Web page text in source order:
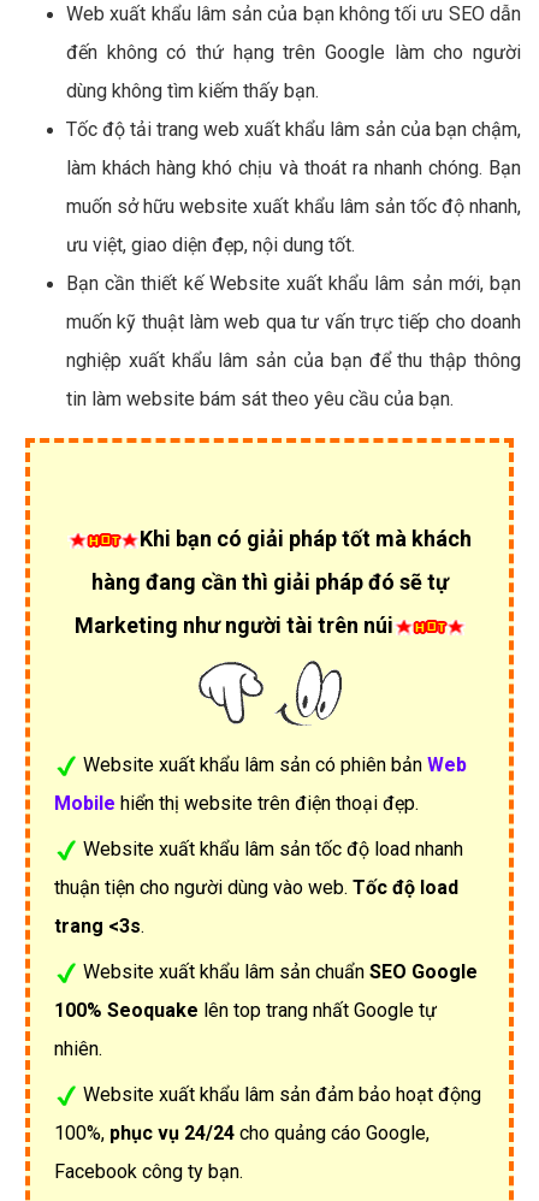
Web xuất khẩu lâm sản của bạn không tối ưu SEO dẫn
đến không có thứ hạng trên Google làm cho người
dùng không tìm kiếm thấy bạn.
Tốc độ tải trang web xuất khẩu lâm sản của bạn chậm,
làm khách hàng khó chịu và thoát ra nhanh chóng. Bạn
muốn sở hữu website xuất khẩu lâm sản tốc độ nhanh,
ưu việt, giao diện đẹp, nội dung tốt.
Bạn cần thiết kế Website xuất khẩu lâm sản mới, bạn
muốn kỹ thuật làm web qua tư vấn trực tiếp cho doanh
nghiệp xuất khẩu lâm sản của bạn để thu thập thông
tin làm website bám sát theo yêu cầu của bạn.
Khi bạn có giải pháp tốt mà khách
hàng đang cần thì giải pháp đó sẽ tự
Marketing như người tài trên núi
Website xuất khẩu lâm sản có phiên bản Web
Mobile hiển thị website trên điện thoại đẹp.
Website xuất khẩu lâm sản tốc độ load nhanh
thuận tiện cho người dùng vào web. Tốc độ load
trang <3s.
Website xuất khẩu lâm sản chuẩn SEO Google
100% Seoquake lên top trang nhất Google tự
nhiên.
Website xuất khẩu lâm sản đảm bảo hoạt động
100%, phục vụ 24/24 cho quảng cáo Google,
Facebook công ty bạn.